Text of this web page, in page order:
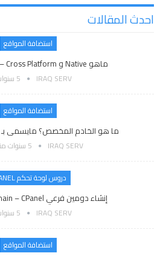
احدث المقالات
استضافة المواقع
ماهو Native و Cross Platform – تطبيقات الجوال
IRAQ SERV 5 سنوات منذ
استضافة المواقع
ما هو الخادم المخصص؟ مايسمى بـ Dedicated Servers
IRAQ SERV 5 سنوات منذ
دروس لوحة تحكم CPANEL
إنشاء دومين فرعي CPanel Subdomain – CPanel
IRAQ SERV 5 سنوات منذ
استضافة المواقع